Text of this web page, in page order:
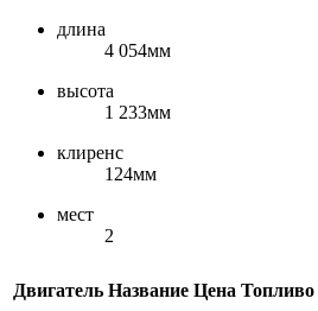
длина
4 054мм
высота
1 233мм
клиренс
124мм
мест
2
Двигатель Название Цена Топливо